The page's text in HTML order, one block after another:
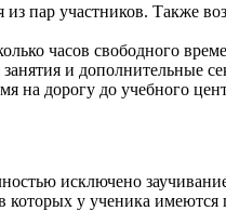
пар участников. Также
часов свободного
и дополнительные
на дорогу до учебного
исключено
которых у ученика